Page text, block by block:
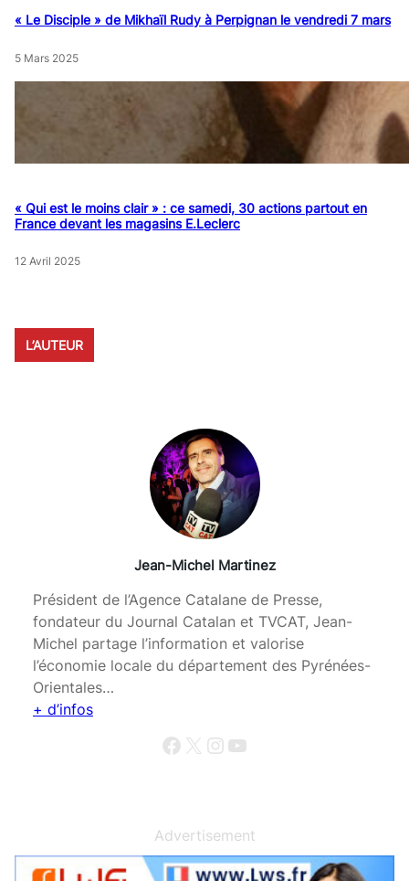
« Le Disciple » de Mikhaïl Rudy à Perpignan le vendredi 7 mars
5 Mars 2025
« Qui est le moins clair » : ce samedi, 30 actions partout en
France devant les magasins E.Leclerc
12 Avril 2025
L’AUTEUR
Jean-Michel Martinez
Président de l’Agence Catalane de Presse,
fondateur du Journal Catalan et TVCAT, Jean-
Michel partage l’information et valorise
l’économie locale du département des Pyrénées-
Orientales…
+ d’infos
Facebook X Instagram YouTube
Advertisement